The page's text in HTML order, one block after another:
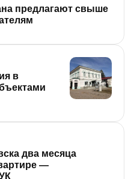
предлагают свыше
в
два месяца
—